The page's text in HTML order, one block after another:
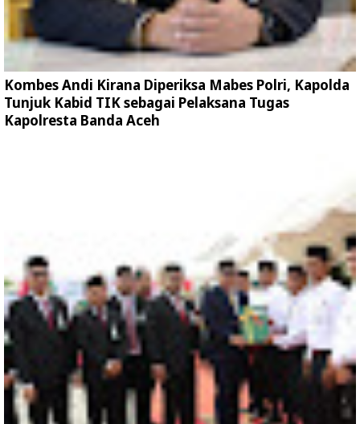
Kombes Andi Kirana Diperiksa Mabes Polri, Kapolda
Tunjuk Kabid TIK sebagai Pelaksana Tugas
Kapolresta Banda Aceh